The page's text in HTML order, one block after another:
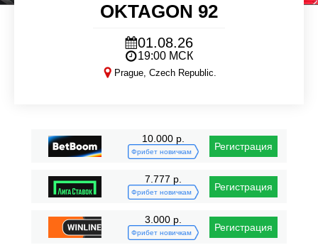
OKTAGON 92
01.08.26
19:00 МСК
Prague, Czech Republic.
10.000 р.
Фрибет новичкам Регистрация
7.777 р.
Фрибет новичкам Регистрация
3.000 р.
Фрибет новичкам Регистрация